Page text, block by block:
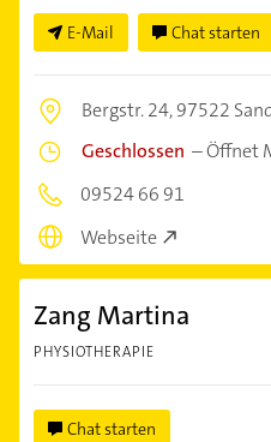
E-Mail Chat starten
Bergstr. 24,97522
Geschlossen –Öffnet
09524 66 91
Webseite
Zang Martina
PHYSIOTHERAPIE
Chat starten